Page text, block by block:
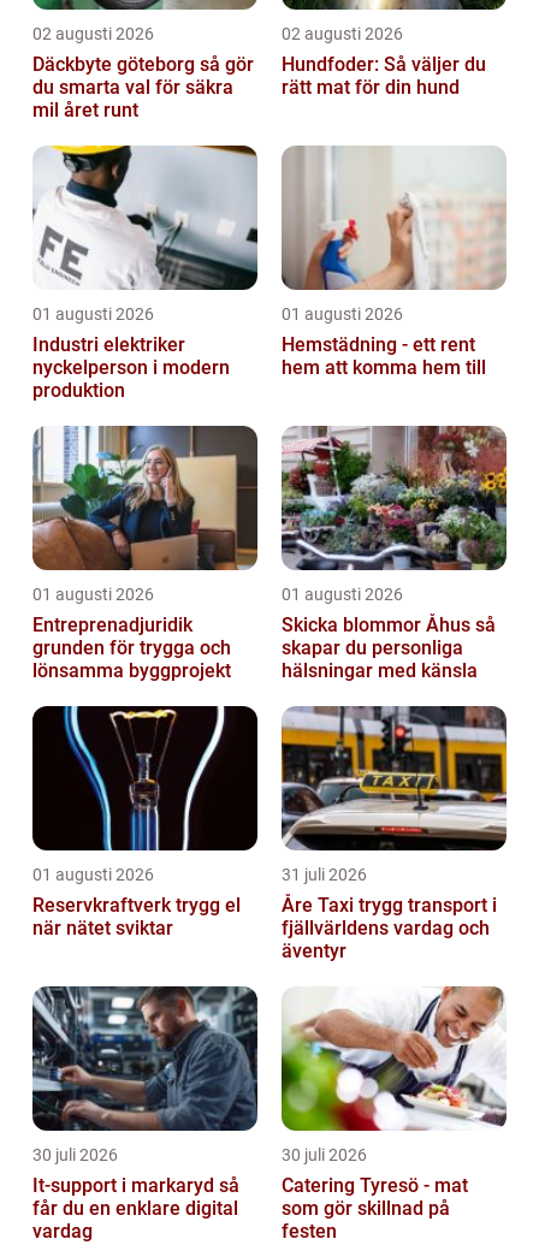
02 augusti 2026
Däckbyte göteborg så gör
du smarta val för säkra
mil året runt
02 augusti 2026
Hundfoder: Så väljer du
rätt mat för din hund
01 augusti 2026
Industri elektriker
nyckelperson i modern
produktion
01 augusti 2026
Hemstädning - ett rent
hem att komma hem till
01 augusti 2026
Entreprenadjuridik
grunden för trygga och
lönsamma byggprojekt
01 augusti 2026
Skicka blommor Åhus så
skapar du personliga
hälsningar med känsla
01 augusti 2026
Reservkraftverk trygg el
när nätet sviktar
31 juli 2026
Åre Taxi trygg transport i
fjällvärldens vardag och
äventyr
30 juli 2026
It-support i markaryd så
får du en enklare digital
vardag
30 juli 2026
Catering Tyresö - mat
som gör skillnad på
festen